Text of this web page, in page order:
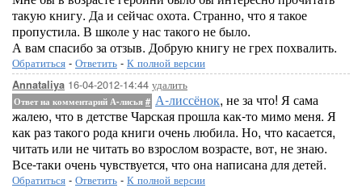
такую книгу. Да и сейчас охота. Странно, что я такое
пропустила. В школе у нас такого не было.
А вам спасибо за отзыв. Добрую книгу не грех похвалить.
Обратиться - Ответить - К полной версии
Annataliya 16-04-2012-14:44 удалить
Ответ на комментарий А-лисья # А-лиссёнок, не за что! Я сама
жалею, что в детстве Чарская прошла как-то мимо меня. Я
как раз такого рода книги очень любила. Но, что касается,
читать или не читать во взрослом возрасте, вот, не знаю.
Все-таки очень чувствуется, что она написана для детей.
Обратиться - Ответить - К полной версии